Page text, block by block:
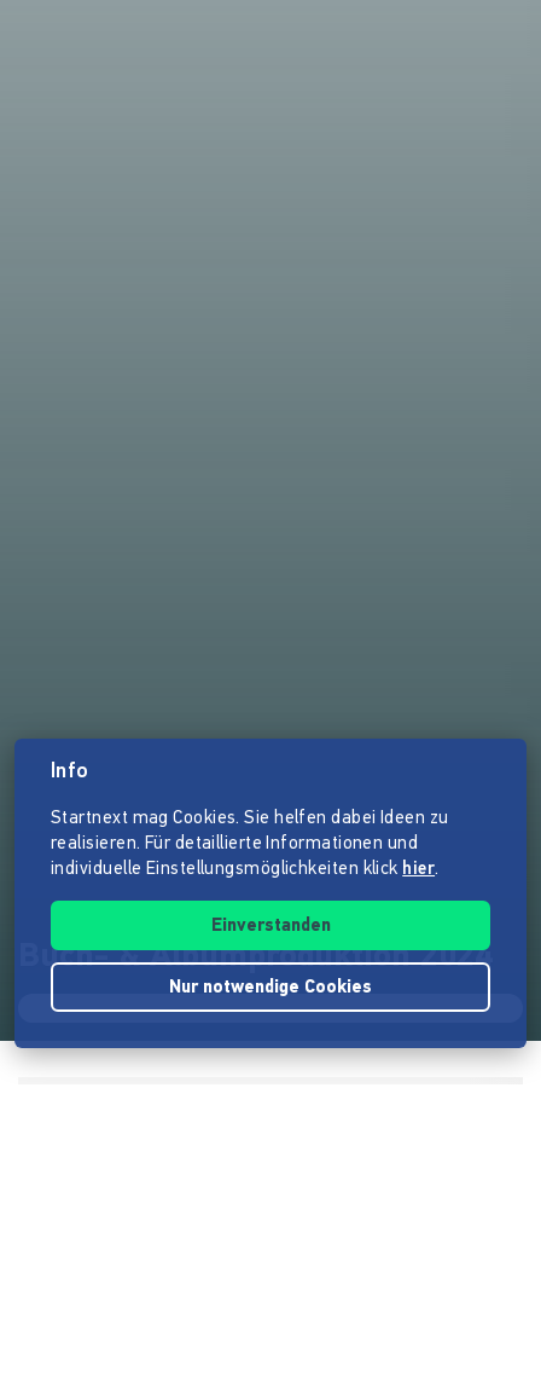
Buch- & Albumproduktion 2024
Info
Startnext mag Cookies. Sie helfen dabei Ideen zu
realisieren. Für detaillierte Informationen und
individuelle Einstellungsmöglichkeiten klick hier.
Einverstanden
Nur notwendige Cookies